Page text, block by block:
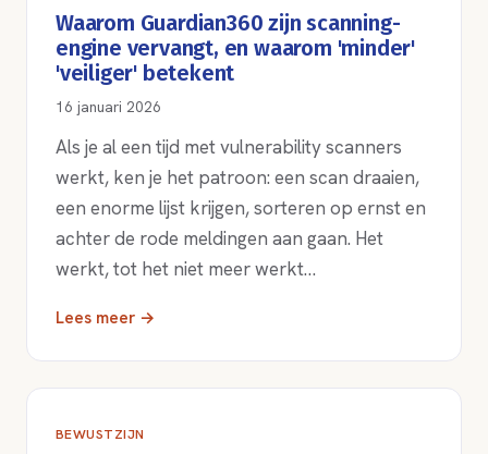
Waarom Guardian360 zijn scanning-
engine vervangt, en waarom 'minder'
'veiliger' betekent
16 januari 2026
Als je al een tijd met vulnerability scanners
werkt, ken je het patroon: een scan draaien,
een enorme lijst krijgen, sorteren op ernst en
achter de rode meldingen aan gaan. Het
werkt, tot het niet meer werkt…
Lees meer →
BEWUSTZIJN